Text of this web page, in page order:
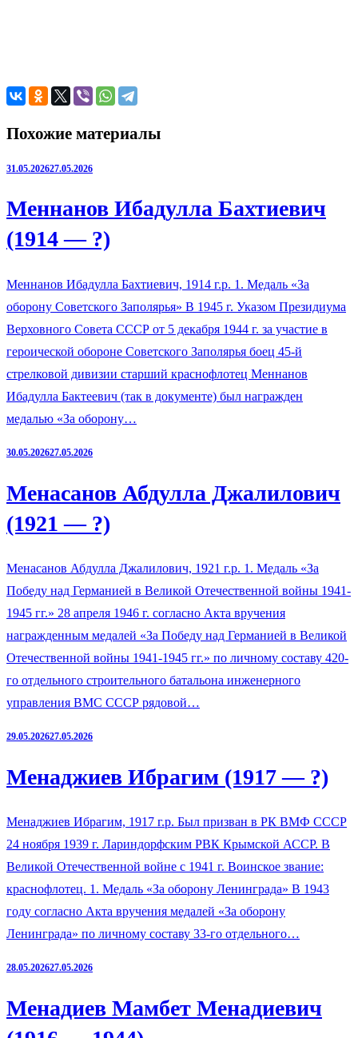
Похожие материалы
31.05.202627.05.2026
Меннанов Ибадулла Бахтиевич
(1914 — ?)
Меннанов Ибадулла Бахтиевич, 1914 г.р. 1. Медаль «За
оборону Советского Заполярья» В 1945 г. Указом Президиума
Верховного Совета СССР от 5 декабря 1944 г. за участие в
героической обороне Советского Заполярья боец 45-й
стрелковой дивизии старший краснофлотец Меннанов
Ибадулла Бактеевич (так в документе) был награжден
медалью «За оборону…
30.05.202627.05.2026
Менасанов Абдулла Джалилович
(1921 — ?)
Менасанов Абдулла Джалилович, 1921 г.р. 1. Медаль «За
Победу над Германией в Великой Отечественной войны 1941-
1945 гг.» 28 апреля 1946 г. согласно Акта вручения
награжденным медалей «За Победу над Германией в Великой
Отечественной войны 1941-1945 гг.» по личному составу 420-
го отдельного строительного батальона инженерного
управления ВМС СССР рядовой…
29.05.202627.05.2026
Менаджиев Ибрагим (1917 — ?)
Менаджиев Ибрагим, 1917 г.р. Был призван в РК ВМФ СССР
24 ноября 1939 г. Лариндорфским РВК Крымской АССР. В
Великой Отечественной войне с 1941 г. Воинское звание:
краснофлотец. 1. Медаль «За оборону Ленинграда» В 1943
году согласно Акта вручения медалей «За оборону
Ленинграда» по личному составу 33-го отдельного…
28.05.202627.05.2026
Менадиев Мамбет Менадиевич